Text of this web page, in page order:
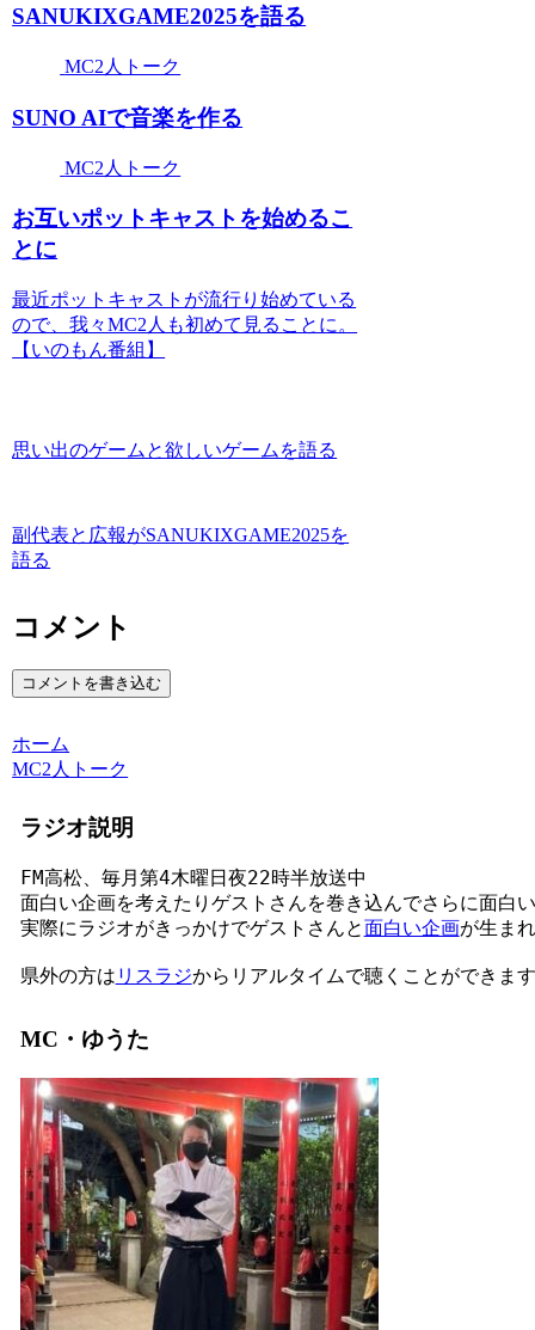
SANUKIXGAME2025を語る
MC2人トーク
SUNO AIで音楽を作る
MC2人トーク
お互いポットキャストを始めるこ
とに
最近ポットキャストが流行り始めている
ので、我々MC2人も初めて見ることに。
【いのもん番組】
思い出のゲームと欲しいゲームを語る
副代表と広報がSANUKIXGAME2025を
語る
コメント
コメントを書き込む
ホーム
MC2人トーク
ラジオ説明
FM高松、毎月第4木曜日夜22時半放送中
面白い企画を考えたりゲストさんを巻き込んでさらに面白
実際にラジオがきっかけでゲストさんと面白い企画が生ま
県外の方は リスラジからリアルタイムで聴くことができま
MC・ゆうた